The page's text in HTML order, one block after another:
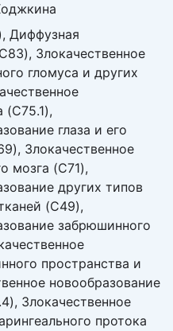
Диффузная
Злокачественное
гломуса и других
(C75.1),
глаза и его
Злокачественное
мозга (C71),
других типов
(C49),
забрюшинного
пространства и
новообразование
Злокачественное
протока